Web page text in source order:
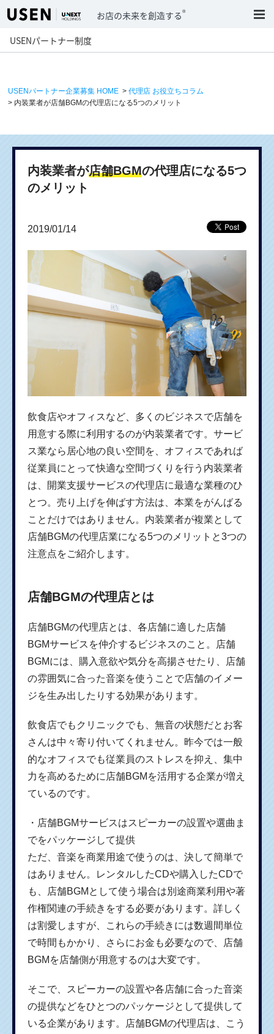
お店の未来を創造する®
USENパートナー制度
USENパートナー企業募集 HOME > 代理店 お役立ちコラム
> 内装業者が店舗BGMの代理店になる5つのメリット
内装業者が店舗BGMの代理店になる5つ
のメリット
2019/01/14
飲食店やオフィスなど、多くのビジネスで店舗を
用意する際に利用するのが内装業者です。サービ
ス業なら居心地の良い空間を、オフィスであれば
従業員にとって快適な空間づくりを行う内装業者
は、開業支援サービスの代理店に最適な業種のひ
とつ。売り上げを伸ばす方法は、本業をがんばる
ことだけではありません。内装業者が複業として
店舗BGMの代理店業になる5つのメリットと3つの
注意点をご紹介します。
店舗BGMの代理店とは
店舗BGMの代理店とは、各店舗に適した店舗
BGMサービスを仲介するビジネスのこと。店舗
BGMには、購入意欲や気分を高揚させたり、店舗
の雰囲気に合った音楽を使うことで店舗のイメー
ジを生み出したりする効果があります。
飲食店でもクリニックでも、無音の状態だとお客
さんは中々寄り付いてくれません。昨今では一般
的なオフィスでも従業員のストレスを抑え、集中
力を高めるために店舗BGMを活用する企業が増え
ているのです。
・店舗BGMサービスはスピーカーの設置や選曲ま
でをパッケージして提供
ただ、音楽を商業用途で使うのは、決して簡単で
はありません。レンタルしたCDや購入したCDで
も、店舗BGMとして使う場合は別途商業利用や著
作権関連の手続きをする必要があります。詳しく
は割愛しますが、これらの手続きには数週間単位
で時間もかかり、さらにお金も必要なので、店舗
BGMを店舗側が用意するのは大変です。
そこで、スピーカーの設置や各店舗に合った音楽
の提供などをひとつのパッケージとして提供して
いる企業があります。店舗BGMの代理店は、こう